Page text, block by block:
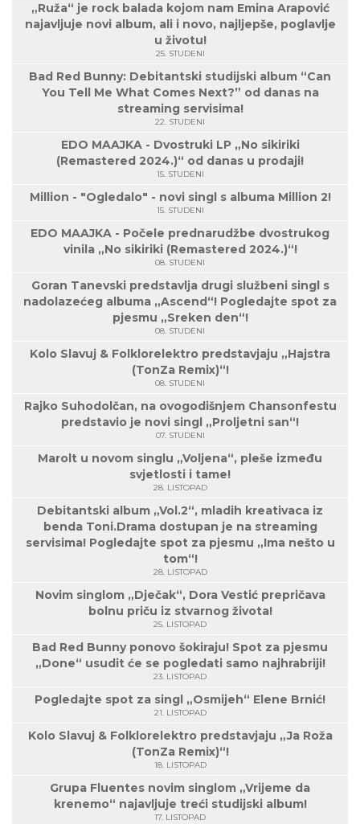
„Ruža“ je rock balada kojom nam Emina Arapović
najavljuje novi album, ali i novo, najljepše, poglavlje
u životu!
25. STUDENI
Bad Red Bunny: Debitantski studijski album “Can
You Tell Me What Comes Next?” od danas na
streaming servisima!
22. STUDENI
EDO MAAJKA - Dvostruki LP „No sikiriki
(Remastered 2024.)“ od danas u prodaji!
15. STUDENI
Million - "Ogledalo" - novi singl s albuma Million 2!
15. STUDENI
EDO MAAJKA - Počele prednarudžbe dvostrukog
vinila „No sikiriki (Remastered 2024.)“!
08. STUDENI
Goran Tanevski predstavlja drugi službeni singl s
nadolazećeg albuma „Ascend“! Pogledajte spot za
pjesmu „Sreken den“!
08. STUDENI
Kolo Slavuj & Folklorelektro predstavjaju „Hajstra
(TonZa Remix)“!
08. STUDENI
Rajko Suhodolčan, na ovogodišnjem Chansonfestu
predstavio je novi singl „Proljetni san“!
07. STUDENI
Marolt u novom singlu „Voljena“, pleše između
svjetlosti i tame!
28. LISTOPAD
Debitantski album „Vol.2“, mladih kreativaca iz
benda Toni.Drama dostupan je na streaming
servisima! Pogledajte spot za pjesmu „Ima nešto u
tom“!
28. LISTOPAD
Novim singlom „Dječak“, Dora Vestić prepričava
bolnu priču iz stvarnog života!
25. LISTOPAD
Bad Red Bunny ponovo šokiraju! Spot za pjesmu
„Done“ usudit će se pogledati samo najhrabriji!
23. LISTOPAD
Pogledajte spot za singl „Osmijeh“ Elene Brnić!
21. LISTOPAD
Kolo Slavuj & Folklorelektro predstavjaju „Ja Roža
(TonZa Remix)“!
18. LISTOPAD
Grupa Fluentes novim singlom „Vrijeme da
krenemo“ najavljuje treći studijski album!
17. LISTOPAD